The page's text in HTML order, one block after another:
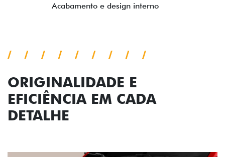
ORIGINALIDADE E
EFICIÊNCIA EM CADA
DETALHE